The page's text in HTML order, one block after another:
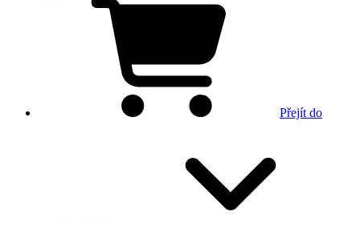
Přejít do